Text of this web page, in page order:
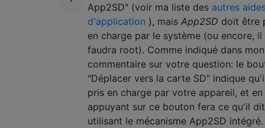
App2SD" (voir ma liste des autres
d'application ), mais App2SD doit être
en charge par le système (ou encore, il
faudra root). Comme indiqué dans mon
commentaire sur votre question: le
"Déplacer vers la carte SD" indique
pris en charge par votre appareil, et en
appuyant sur ce bouton fera ce qu'il
utilisant le mécanisme App2SD intégré.